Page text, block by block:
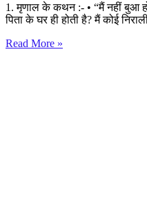
1. मृणाल के कथन :- • “मैं नहीं बुआ
पिता के घर ही होती है? मैं कोई
Read More »